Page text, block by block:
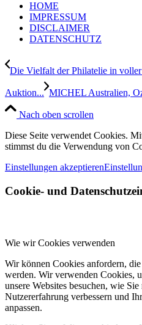
HOME
IMPRESSUM
DISCLAIMER
DATENSCHUTZ
Die Vielfalt der Philatelie in
Auktion... MICHEL Australien,
Nach oben scrollen
Diese Seite verwendet Cookies.
stimmst du die Verwendung von
Einstellungen akzeptieren
Cookie- und
Wie wir Cookies verwenden
Wir können Cookies anfordern,
werden. Wir verwenden Cookies,
unsere Websites besuchen, wie
Nutzererfahrung verbessern und
anpassen.